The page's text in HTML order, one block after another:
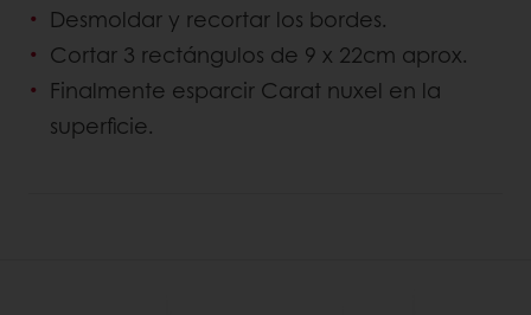
Desmoldar y recortar los bordes.
Cortar 3 rectángulos de 9 x 22cm aprox.
Finalmente esparcir Carat nuxel en la
superficie.